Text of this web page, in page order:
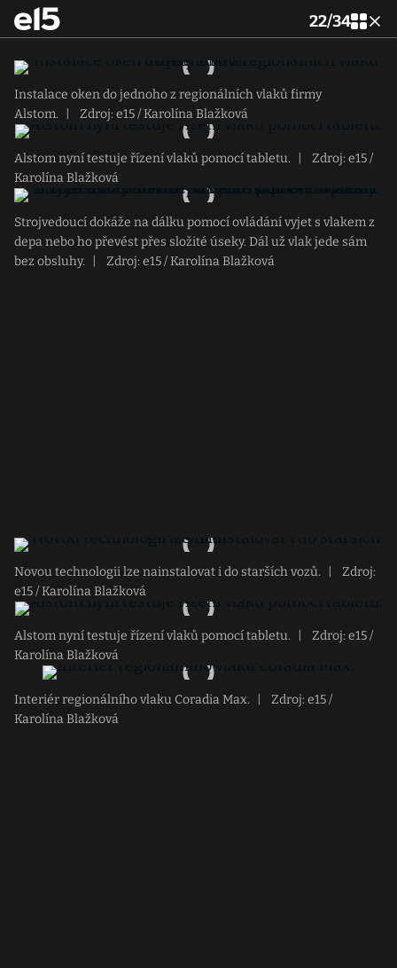
22/34
Instalace oken do jednoho z regionálních vlaků firmy
Alstom.
Zdroj: e15 / Karolína Blažková
Alstom nyní testuje řízení vlaků pomocí tabletu.
Zdroj: e15 /
Karolína Blažková
Strojvedoucí dokáže na dálku pomocí ovládání vyjet s vlakem z
depa nebo ho převést přes složité úseky. Dál už vlak jede sám
bez obsluhy.
Zdroj: e15 / Karolína Blažková
Novou technologii lze nainstalovat i do starších vozů.
Zdroj:
e15 / Karolína Blažková
Alstom nyní testuje řízení vlaků pomocí tabletu.
Zdroj: e15 /
Karolína Blažková
Interiér regionálního vlaku Coradia Max.
Zdroj: e15 /
Karolína Blažková